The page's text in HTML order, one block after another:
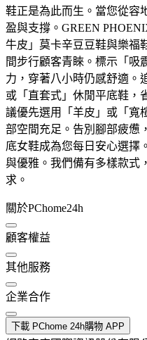
鞋正是為此而生。當您從容
盈與支撐。GREEN
牛皮」莫卡辛豆豆鞋與樂福
間步行顧客青睞。標示「吸
力，穿著八小時仍感舒適。
或「直套式」休閒平底鞋，
議優先選用「羊皮」或「寬
部空間充足。告別腳部疲憊
底女鞋成為您每日安心選擇
與優雅。我們備有多樣款式
求。
關於PChome24h
顧客權益
其他服務
企業合作
下載 PChome 24h購物 APP